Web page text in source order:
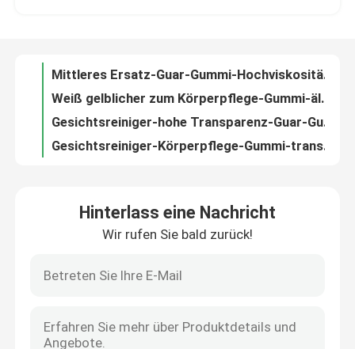
Werksbesichtigung
Qualitätskontrolle
Angebot anfordern
Überlegener mittlerer Viskositäts-Geliermittel-Cosmetic Shower Gel-Guar-Gummi für Haut
Duschgel-älterer Guar-Gummi Kosmetik-im mittleren Transparenz-Geliermittel Agar
Mittlere Transparenz-Körperpflege-Gummi-Handwäsche-älteres geändertes Guar
Hinterlass eine Nachricht
Wir rufen Sie bald zurück!